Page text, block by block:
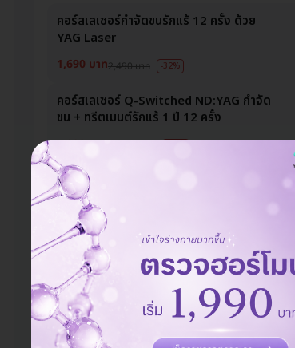
คอร์สเลเซอร์กำจัดขนรักแร้ 12 ครั้ง ด้วย
YAG Laser
1,690 บาท2,490 บาท -32%
คอร์สเลเซอร์ Q-Switched ND:YAG กำจัด
ขน + ทรีตเมนต์รักแร้ 1 ปี 12 ครั้ง
1,833 บาท
คอร์สเลเซอร์กำจัดขนเหมาทั่วตัว 12 ครั้ง ด้วย
YAG Laser
53,490 บาท
AQUA BKK Aesthetic & Wellness
Clinic
ให้บริการที่ วัฒนา